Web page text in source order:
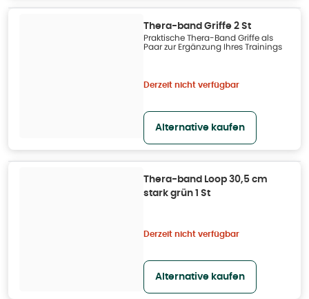
Thera-band Griffe 2 St
Praktische Thera-Band Griffe als
Paar zur Ergänzung Ihres Trainings
Derzeit nicht verfügbar
Alternative kaufen
Thera-band Loop 30,5 cm
stark grün 1 St
Derzeit nicht verfügbar
Alternative kaufen